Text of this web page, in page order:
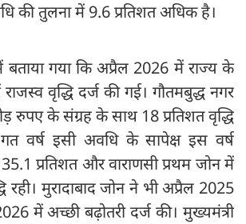
की तुलना में 9.6 प्रतिशत अधिक है।
बताया गया कि अप्रैल 2026 में राज्य के
वृद्धि दर्ज की गई। गौतमबुद्ध नगर
रुपए के संग्रह के साथ 18 प्रतिशत वृद्धि
वर्ष इसी अवधि के सापेक्ष इस वर्ष
प्रतिशत और वाराणसी प्रथम जोन में
रही। मुरादाबाद जोन ने भी अप्रैल 2025
में अच्छी बढ़ोतरी दर्ज की। मुख्यमंत्री